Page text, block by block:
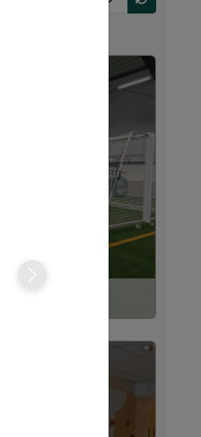
Next